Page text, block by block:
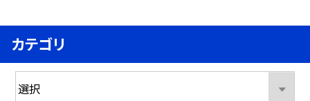
カテゴリ